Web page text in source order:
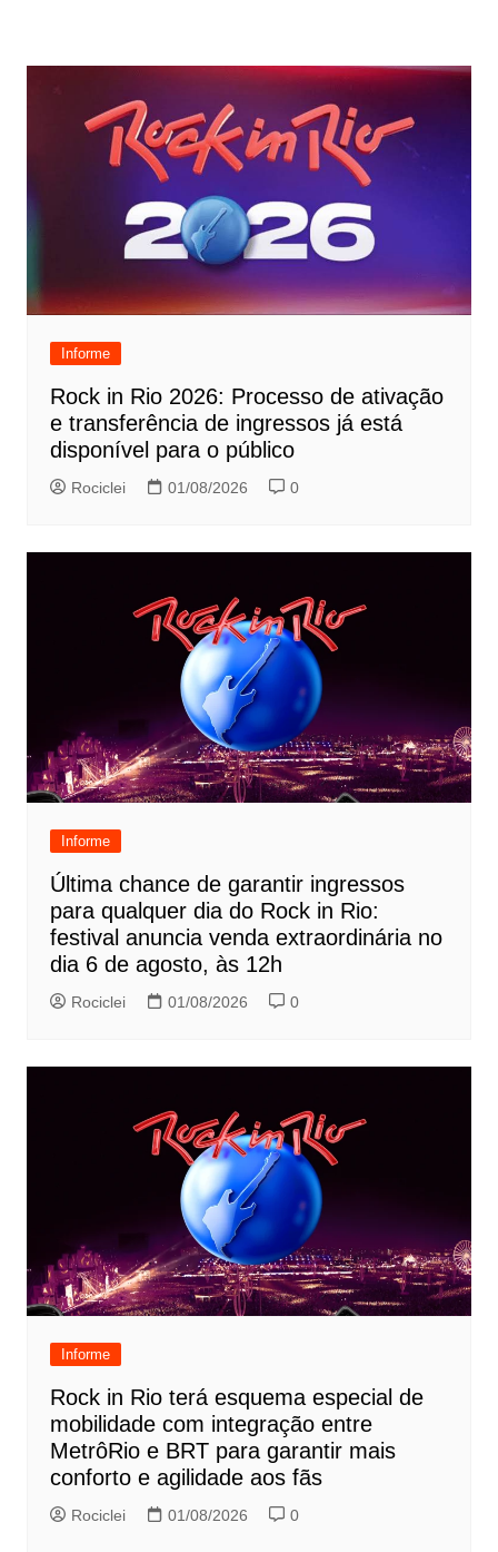
Informe
Rock in Rio 2026: Processo de ativação
e transferência de ingressos já está
disponível para o público
Rociclei 01/08/2026 0
Informe
Última chance de garantir ingressos
para qualquer dia do Rock in Rio:
festival anuncia venda extraordinária no
dia 6 de agosto, às 12h
Rociclei 01/08/2026 0
Informe
Rock in Rio terá esquema especial de
mobilidade com integração entre
MetrôRio e BRT para garantir mais
conforto e agilidade aos fãs
Rociclei 01/08/2026 0